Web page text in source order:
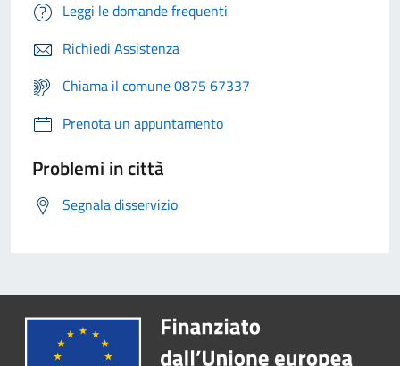
Leggi le domande frequenti
Richiedi Assistenza
Chiama il comune 0875 67337
Prenota un appuntamento
Problemi in città
Segnala disservizio